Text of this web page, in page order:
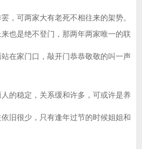
，可两家大有老死不相往来的架势。
是绝不登门，那两年两家唯一的联
在家门口，敲开门恭恭敬敬的叫一声
稳定，关系缓和许多，可或许是养
旧很少，只有逢年过节的时候姐姐和